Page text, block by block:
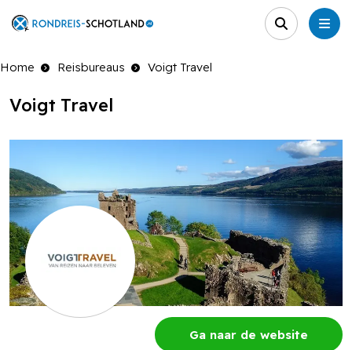
Home Reisbureaus Voigt Travel
Voigt Travel
Ga naar de website